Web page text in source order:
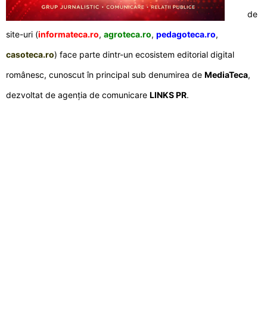
de
site-uri (informateca.ro, agroteca.ro, pedagoteca.ro,
casoteca.ro) face parte dintr-un ecosistem editorial digital
românesc, cunoscut în principal sub denumirea de MediaTeca,
dezvoltat de agenția de comunicare LINKS PR.